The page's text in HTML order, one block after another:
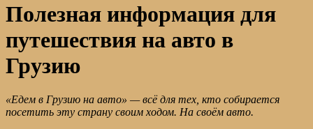
Полезная информация для
путешествия на авто в
Грузию
«Едем в Грузию на авто» — всё для тех, кто собирается
посетить эту страну своим ходом. На своём авто.